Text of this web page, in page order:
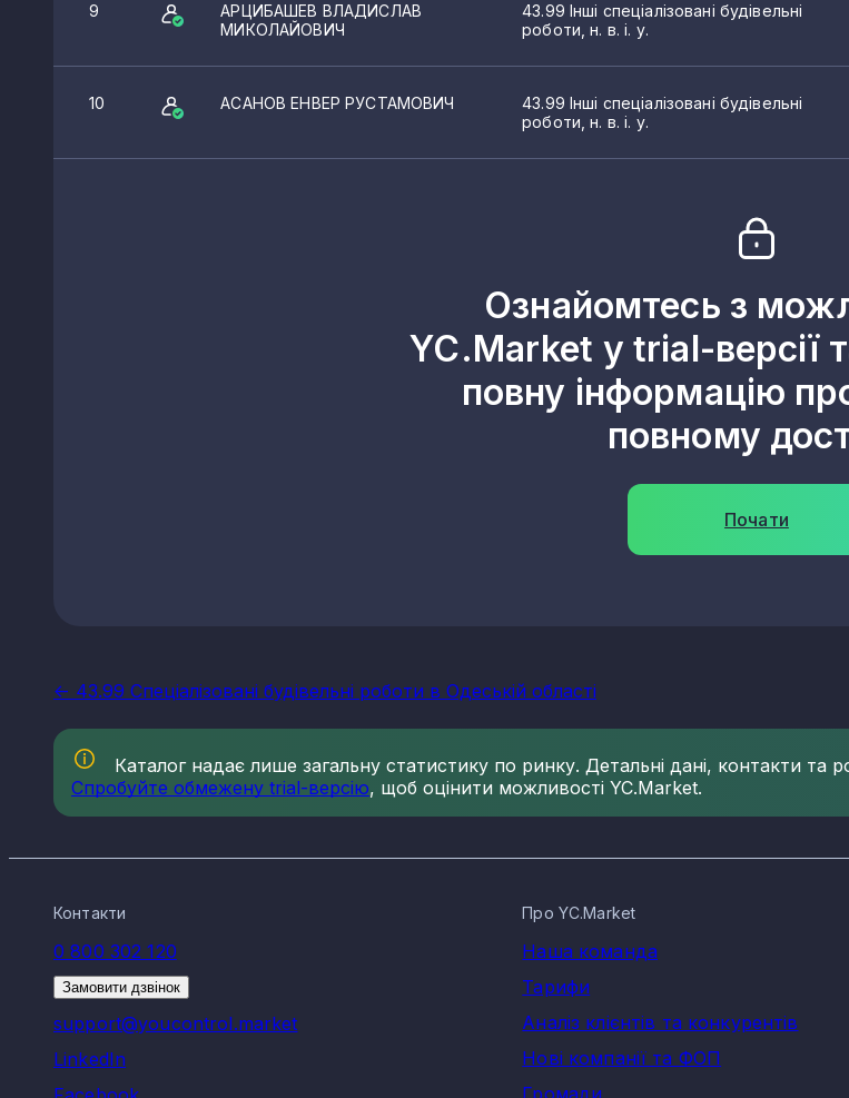
9
АРЦИБАШЕВ ВЛАДИСЛАВ
МИКОЛАЙОВИЧ
43.99 Інші спеціалізовані будівельні
роботи, н. в. і. у.
10 АСАНОВ ЕНВЕР РУСТАМОВИЧ
43.99 Інші спеціалізовані будівельні
роботи, н. в. і. у.
Ознайомтесь з
YC.Market у trial-версії
повну інформацію
повному
Почати
<- 43.99 Спеціалізовані будівельні роботи в Одеській області
Каталог надає лише загальну статистику по ринку. Детальні дані, контакти та
Спробуйте обмежену trial-версію, щоб оцінити можливості YC.Market.
Контакти
0 800 302 120
Замовити дзвінок
support@youcontrol.market
LinkedIn
Про YC.Market
Наша команда
Тарифи
Аналіз клієнтів та конкурентів
Нові компанії та ФОП
Громади